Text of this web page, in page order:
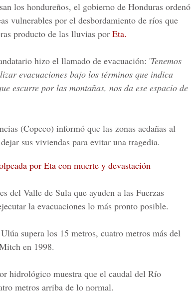
los hondureños, el gobierno de Honduras ordenó
vulnerables por el desbordamiento de ríos que
producto de las lluvias por Eta.
hizo el llamado de evacuación: 'Tenemos
evacuaciones bajo los términos que indica
escurre por las montañas, nos da ese espacio de
(Copeco) informó que las zonas aedañas al
sus viviendas para evitar una tragedia.
por Eta con muerte y devastación
del Valle de Sula que ayuden a las Fuerzas
la evacuaciones lo más pronto posible.
supera los 15 metros, cuatro metros más del
en 1998.
hidrológico muestra que el caudal del Río
metros arriba de lo normal.